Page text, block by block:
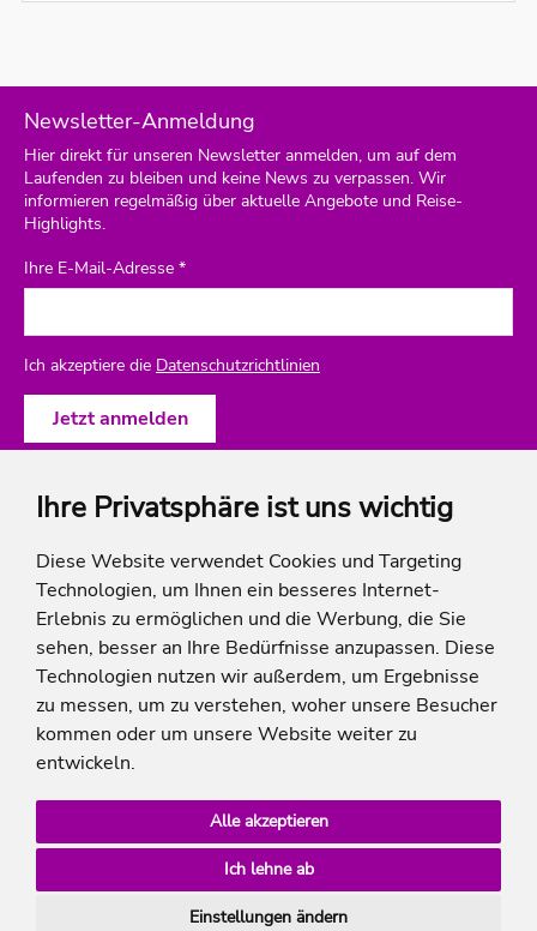
Ihre Privatsphäre ist uns wichtig
Diese Website verwendet Cookies und Targeting
Technologien, um Ihnen ein besseres Internet-
Erlebnis zu ermöglichen und die Werbung, die Sie
sehen, besser an Ihre Bedürfnisse anzupassen. Diese
Technologien nutzen wir außerdem, um Ergebnisse
zu messen, um zu verstehen, woher unsere Besucher
kommen oder um unsere Website weiter zu
entwickeln.
Alle akzeptieren
Ich lehne ab
Einstellungen ändern
Newsletter-Anmeldung
Hier direkt für unseren Newsletter anmelden, um auf dem
Laufenden zu bleiben und keine News zu verpassen. Wir
informieren regelmäßig über aktuelle Angebote und Reise-
Highlights.
Ihre E-Mail-Adresse *
Ich akzeptiere die Datenschutzrichtlinien
ich-will-familienurlaub
Rechtliches
auf die Summe der Preise der Einzelleistungen.
**Streichpreise beziehen sich auf die ursprünglichen Preise des Reiseveranstalters.